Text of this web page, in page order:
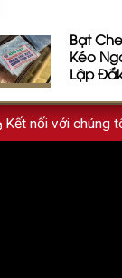
Bạt
Kéo
Lập
Kết nối với chúng